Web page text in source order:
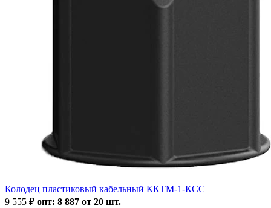
Колодец пластиковый кабельный ККТМ-1-КСС
9 555 ₽ опт: 8 887 от 20 шт.